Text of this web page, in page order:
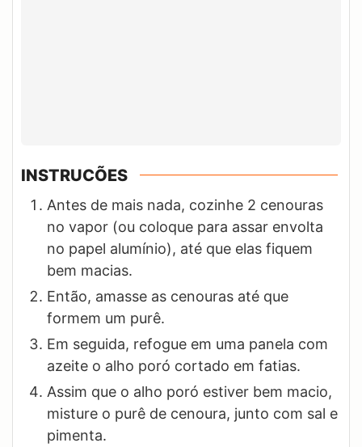
INSTRUCÕES
Antes de mais nada, cozinhe 2 cenouras
no vapor (ou coloque para assar envolta
no papel alumínio), até que elas fiquem
bem macias.
Então, amasse as cenouras até que
formem um purê.
Em seguida, refogue em uma panela com
azeite o alho poró cortado em fatias.
Assim que o alho poró estiver bem macio,
misture o purê de cenoura, junto com sal e
pimenta.